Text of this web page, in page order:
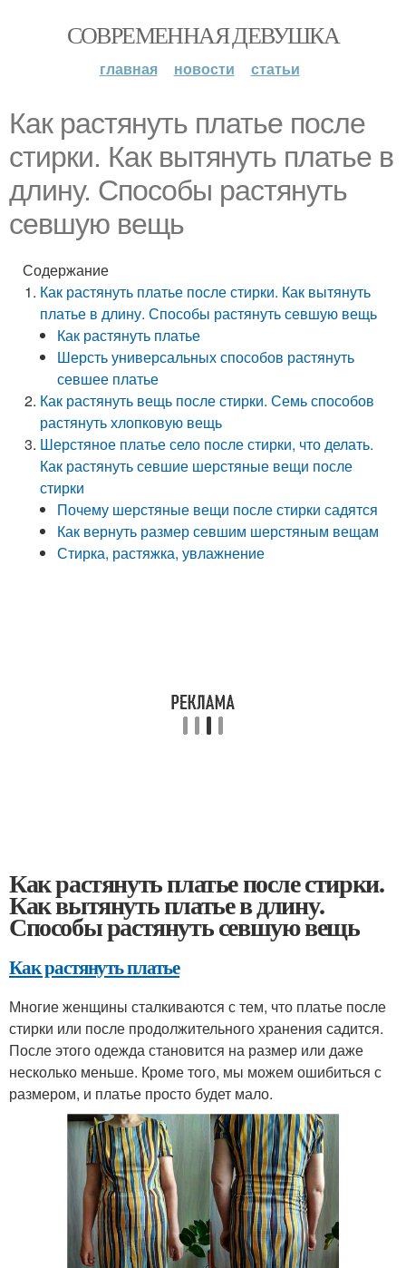
СОВРЕМЕННАЯ ДЕВУШКА
главная новости статьи
Как растянуть платье после
стирки. Как вытянуть платье в
длину. Способы растянуть
севшую вещь
Содержание
Как растянуть платье после стирки. Как вытянуть
платье в длину. Способы растянуть севшую вещь
Как растянуть платье
Шерсть универсальных способов растянуть
севшее платье
Как растянуть вещь после стирки. Семь способов
растянуть хлопковую вещь
Шерстяное платье село после стирки, что делать.
Как растянуть севшие шерстяные вещи после
стирки
Почему шерстяные вещи после стирки садятся
Как вернуть размер севшим шерстяным вещам
Стирка, растяжка, увлажнение
Как растянуть платье после стирки.
Как вытянуть платье в длину.
Способы растянуть севшую вещь
Как растянуть платье
Многие женщины сталкиваются с тем, что платье после
стирки или после продолжительного хранения садится.
После этого одежда становится на размер или даже
несколько меньше. Кроме того, мы можем ошибиться с
размером, и платье просто будет мало.